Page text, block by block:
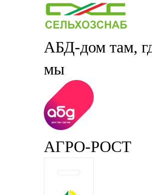
АБД-дом там,
мы
АГРО-РОСТ